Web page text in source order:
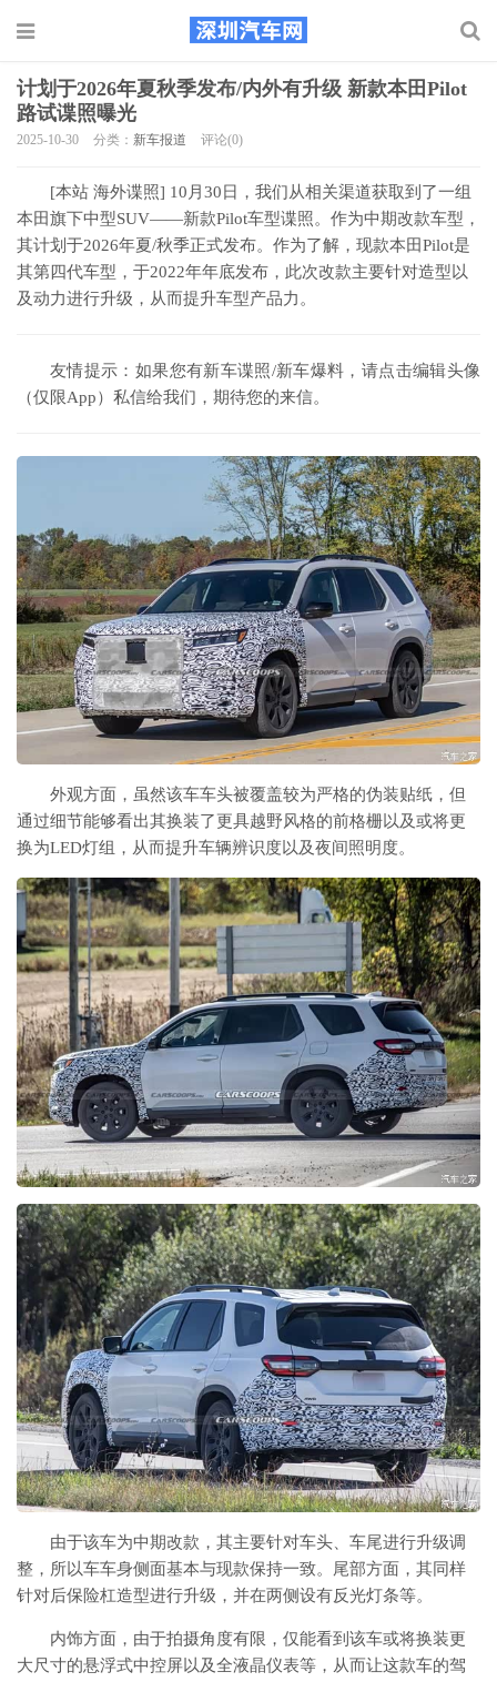
计划于2026年夏秋季发布/内外有升级 新款本田Pilot
路试谍照曝光
2025-10-30 分类： 新车报道 评论(0)
[本站 海外谍照] 10月30日，我们从相关渠道获取到了一组
本田旗下中型SUV——新款Pilot车型谍照。作为中期改款车型，
其计划于2026年夏/秋季正式发布。作为了解，现款本田Pilot是
其第四代车型，于2022年年底发布，此次改款主要针对造型以
及动力进行升级，从而提升车型产品力。
友情提示：如果您有新车谍照/新车爆料，请点击编辑头像
（仅限App）私信给我们，期待您的来信。
外观方面，虽然该车车头被覆盖较为严格的伪装贴纸，但
通过细节能够看出其换装了更具越野风格的前格栅以及或将更
换为LED灯组，从而提升车辆辨识度以及夜间照明度。
由于该车为中期改款，其主要针对车头、车尾进行升级调
整，所以车车身侧面基本与现款保持一致。尾部方面，其同样
针对后保险杠造型进行升级，并在两侧设有反光灯条等。
内饰方面，由于拍摄角度有限，仅能看到该车或将换装更
大尺寸的悬浮式中控屏以及全液晶仪表等，从而让这款车的驾